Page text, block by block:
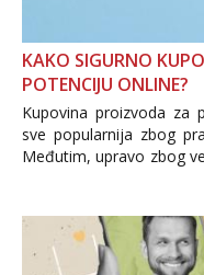
KAKO SIGURNO
POTENCIJU ONLINE?
Kupovina proizvoda za
sve popularnija zbog
Međutim, upravo zbog
i brojni krivotvoreni